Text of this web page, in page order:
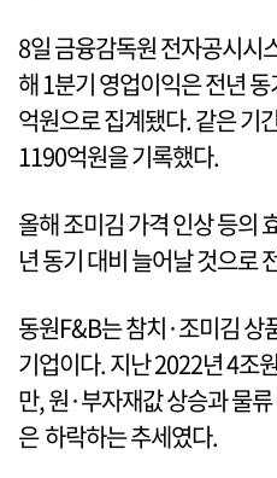
8일 금융감독원 전자공시시
해 1분기 영업이익은 전년
억원으로 집계됐다. 같은 기
1190억원을 기록했다.
올해 조미김 가격 인상 등의
년 동기 대비 늘어날 것으로
동원F&B는 참치·조미김 상
기업이다. 지난 2022년 4조
만, 원·부자재값 상승과 물
은 하락하는 추세였다.